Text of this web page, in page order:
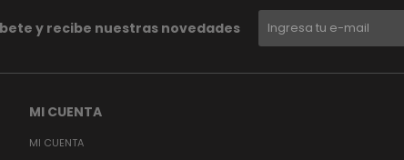
MI CUENTA
MI CUENTA
y recibe nuestras novedades